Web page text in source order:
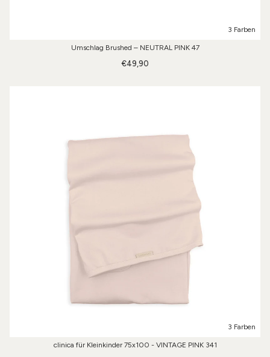
3 Farben
Umschlag Brushed – NEUTRAL PINK 47
€49,90
3 Farben
clinica für Kleinkinder 75x100 - VINTAGE PINK 341